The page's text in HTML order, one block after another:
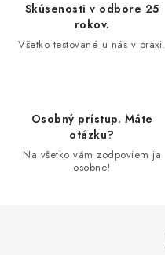
Skúsenosti v odbore 25
rokov.
Všetko testované u nás v praxi.
Osobný prístup. Máte
otázku?
Na všetko vám zodpoviem ja
osobne!